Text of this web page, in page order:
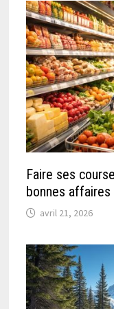
Faire ses
bonnes
avril 21, 2026